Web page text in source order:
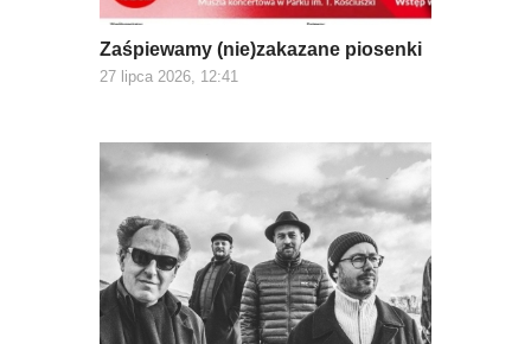
Zaśpiewamy (nie)zakazane piosenki
27 lipca 2026, 12:41